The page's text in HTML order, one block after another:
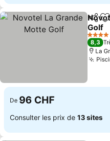
Golf
4 Étoiles
8,3
La
De 96 CHF
Consulter les prix de 13 sites